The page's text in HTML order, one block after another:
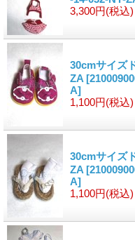
3,300円(税込)
30cmサイズ
ZA
A]
1,100円(税込)
30cmサイズ
ZA
A]
1,100円(税込)